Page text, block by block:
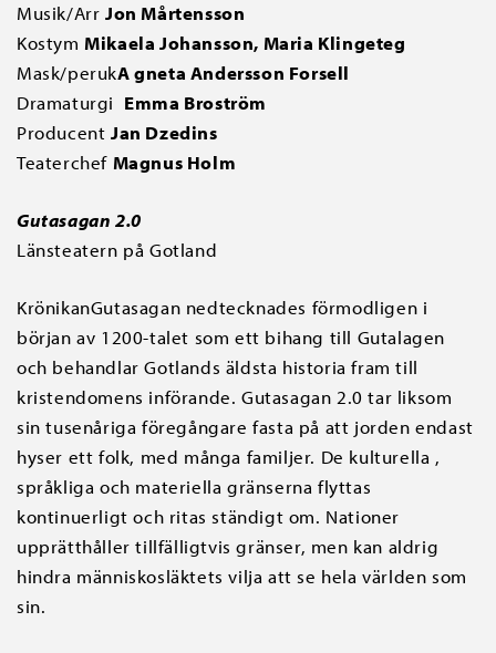
Musik/Arr Jon Mårtensson
KostymMikaela Johansson, Maria Klingeteg
Mask/perukA gneta Andersson Forsell
Dramaturgi Emma Broström
Producent Jan Dzedins
Teaterchef Magnus Holm
Gutasagan 2.0
Länsteatern på Gotland
KrönikanGutasagan nedtecknades förmodligen i
början av 1200-talet som ett bihang till Gutalagen
och behandlar Gotlands äldsta historia fram till
kristendomens införande. Gutasagan 2.0 tar liksom
sin tusenåriga föregångare fasta på att jorden endast
hyser ett folk, med många familjer. De kulturella ,
språkliga och materiella gränserna flyttas
kontinuerligt och ritas ständigt om. Nationer
upprätthåller tillfälligtvis gränser, men kan aldrig
hindra människosläktets vilja att se hela världen som
sin.